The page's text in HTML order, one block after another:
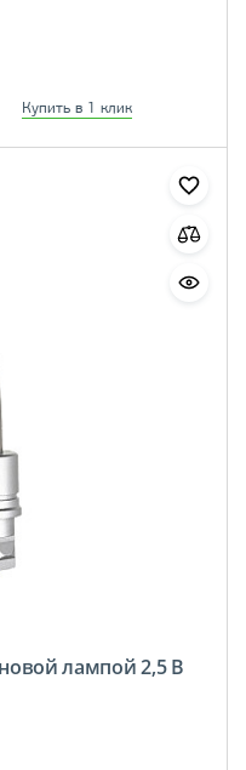
Купить в 1 клик
лампой 2,5 В